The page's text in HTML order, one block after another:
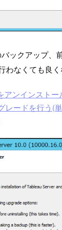
ックアップ、
わなくても良く
アンインスト
レードを行う(